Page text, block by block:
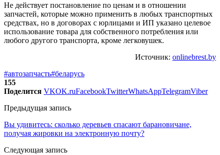
Не действует постановление по ценам и в отношении
запчастей, которые можно применить в любых транспортных
средствах, но в договорах с юрлицами и ИП указано целевое
использование товара для собственного потребления или
любого другого транспорта, кроме легковушек.
Источник: onlinebrest.by
#автозапчасть#беларусь
155
Поделится VKOK.ruFacebookTwitterWhatsAppTelegramViber
Предыдущая запись
Вы удивитесь: сколько деревьев спасают барановичане,
получая жировки на электронную почту?
Следующая запись